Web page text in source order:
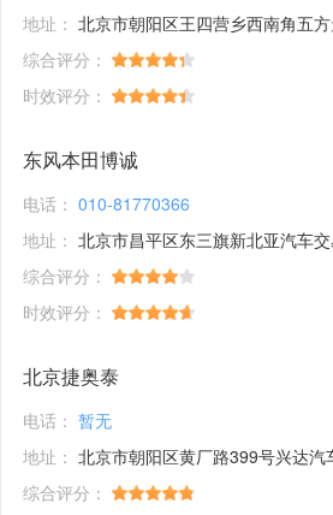
地址： 北京市朝阳区王四营乡西南角五
综合评分：
时效评分：
东风本田博诚
电话： 010-81770366
地址： 北京市昌平区东三旗新北亚汽车
综合评分：
时效评分：
北京捷奥泰
电话： 暂无
地址： 北京市朝阳区黄厂路399号兴达汽
综合评分：